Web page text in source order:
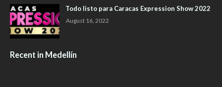
Todo listo para Caracas Expression Show 2022
August 16, 2022
Recent in Medellín